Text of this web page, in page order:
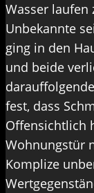
Wasser laufen
Unbekannte
ging in den
und beide
fest, dass
Offensichtlich
Wohnungstür
Komplize